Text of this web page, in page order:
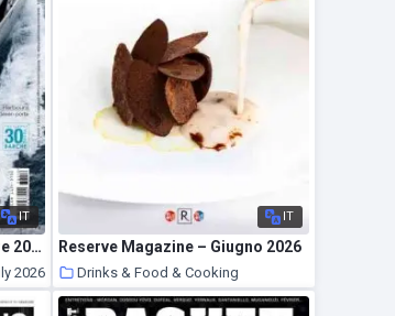
IT
Barche Magazine – Dicembre 2023
2026
IT
Reserve Magazine – Giugno 2026
Drinks & Food & Cooking
10 July 2026